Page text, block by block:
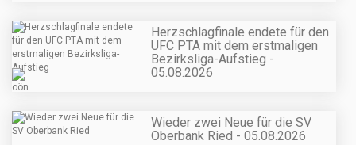
Herzschlagfinale endete für den
UFC PTA mit dem erstmaligen
Bezirksliga-Aufstieg -
05.08.2026
Wieder zwei Neue für die SV
Oberbank Ried - 05.08.2026